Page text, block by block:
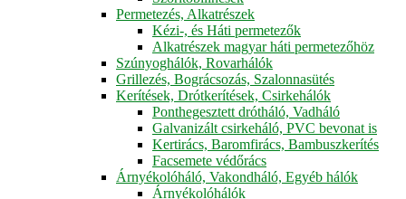
Permetezés, Alkatrészek
Kézi-, és Háti permetezők
Alkatrészek magyar háti permetezőhöz
Szúnyoghálók, Rovarhálók
Grillezés, Bográcsozás, Szalonnasütés
Kerítések, Drótkerítések, Csirkehálók
Ponthegesztett drótháló, Vadháló
Galvanizált csirkeháló, PVC bevonat is
Kertirács, Baromfirács, Bambuszkerítés
Facsemete védőrács
Árnyékolóháló, Vakondháló, Egyéb hálók
Árnyékolóhálók